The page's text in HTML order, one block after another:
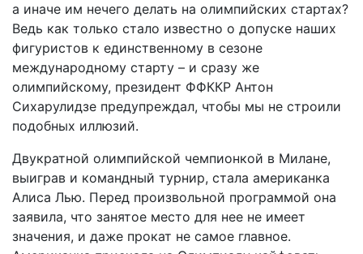
а иначе им нечего делать на олимпийских стартах?
Ведь как только стало известно о допуске наших
фигуристов к единственному в сезоне
международному старту – и сразу же
олимпийскому, президент ФФККР Антон
Сихарулидзе преду­преждал, чтобы мы не строили
подобных иллюзий.
Двукратной олимпийской чемпионкой в Милане,
выиграв и командный турнир, стала американка
Алиса Лью. Перед произвольной программой она
заявила, что занятое место для нее не имеет
значения, и даже прокат не самое главное.